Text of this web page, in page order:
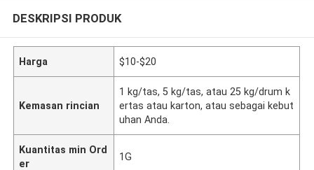
DESKRIPSI PRODUK
Harga $10-$20
Kemasan rincian
1 kg/tas, 5 kg/tas, atau 25 kg/drum k
ertas atau karton, atau sebagai kebut
uhan Anda.
Kuantitas min Ord
er
1G